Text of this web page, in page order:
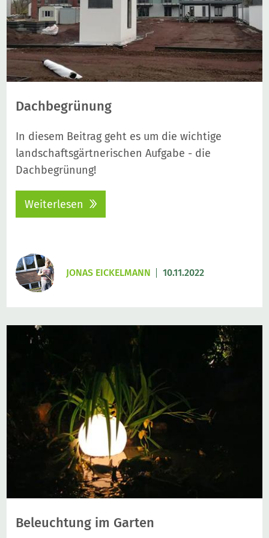
Dachbegrünung
In diesem Beitrag geht es um die wichtige
landschaftsgärtnerischen Aufgabe - die
Dachbegrünung!
Weiterlesen
JONAS EICKELMANN 10.11.2022
Beleuchtung im Garten